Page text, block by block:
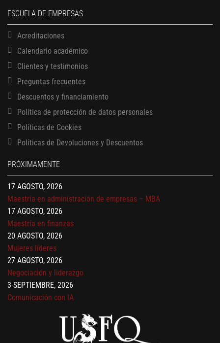
ESCUELA DE EMPRESAS
Acreditaciones
Calendario académico
Clientes y testimonios
Preguntas frecuentes
Descuentos y financiamiento
Política de protección de datos personales
Políticas de Cookies
Políticas de Devoluciones y Descuentos
PRÓXIMAMENTE
13 AGOSTO, 2026
Finanzas para no financieros
Gerencia de empresas familiares
Maestría en administración de empresas – MBA
17 AGOSTO, 2026
Maestría en finanzas
20 AGOSTO, 2026
Mujeres líderes
27 AGOSTO, 2026
Negociación y liderazgo
3 SEPTIEMBRE, 2026
Comunicación con IA
7 SEPTIEMBRE, 2026
Gobernanza de datos
Finanzas para no financieros